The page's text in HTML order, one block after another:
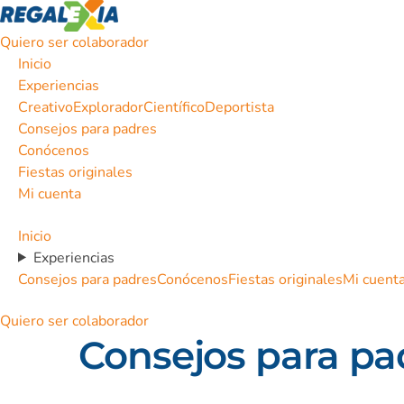
Quiero ser colaborador
Inicio
Experiencias
CreativoExploradorCientíficoDeportista
Consejos para padres
Conócenos
Fiestas originales
Mi cuenta
Inicio
Experiencias
Consejos para padresConócenosFiestas originalesMi
Quiero ser colaborador
Consejos para